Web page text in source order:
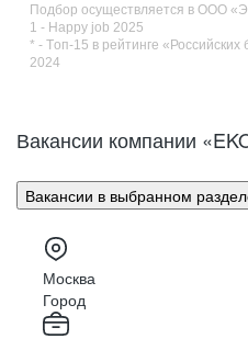
Подбор осуществляется в ООО
1 - Happy job 2025
* - Tоп-15 в рейтинге
2024
Вакансии компании
Вакансии в выбранном
Москва
Город